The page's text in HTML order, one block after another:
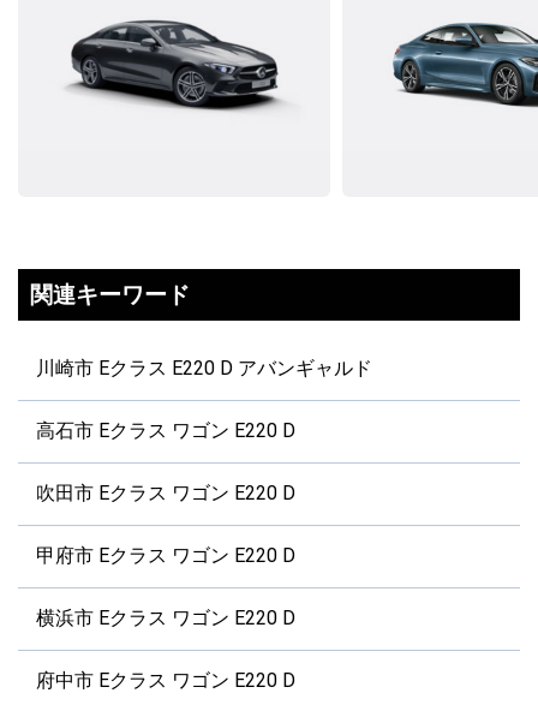
関連キーワード
川崎市 Eクラス E220 D アバンギャルド
高石市 Eクラス ワゴン E220 D
吹田市 Eクラス ワゴン E220 D
甲府市 Eクラス ワゴン E220 D
横浜市 Eクラス ワゴン E220 D
府中市 Eクラス ワゴン E220 D